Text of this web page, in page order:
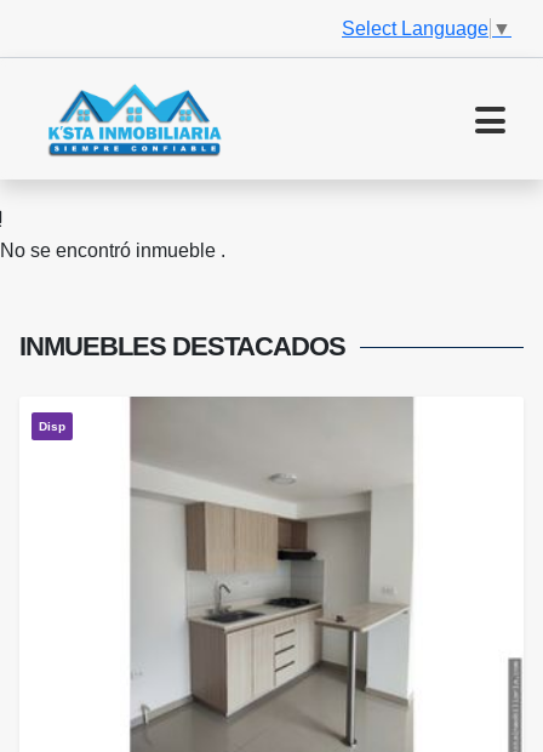
Select Language ▼
No se encontró inmueble .
INMUEBLES DESTACADOS
Disp